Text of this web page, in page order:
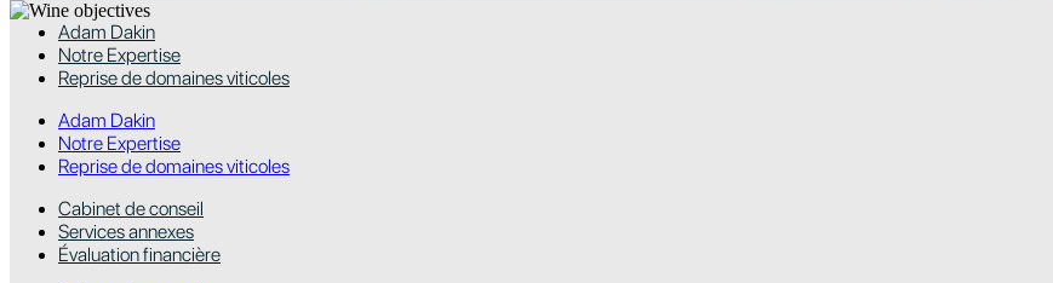
Adam Dakin
Notre Expertise
Reprise de domaines viticoles
Adam Dakin
Notre Expertise
Reprise de domaines viticoles
Cabinet de conseil
Services annexes
Évaluation financière